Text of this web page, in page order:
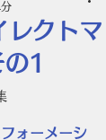
クトマ
1
ォーメーシ